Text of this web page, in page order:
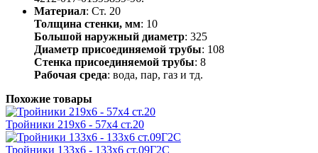
Материал: Ст. 20
Толщина стенки, мм: 10
Большой наружный диаметр: 325
Диаметр присоединяемой трубы: 108
Стенка присоединяемой трубы: 8
Рабочая среда: вода, пар, газ и тд.
Похожие товары
Тройники 219х6 - 57х4 ст.20
Тройники 133х6 - 133х6 ст.09Г2С